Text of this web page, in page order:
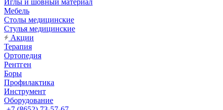
Иглы и шовный материал
Мебель
Столы медицинские
Стулья медицинские
Акции
Терапия
Ортопедия
Рентген
Боры
Профилактика
Инструмент
Оборудование